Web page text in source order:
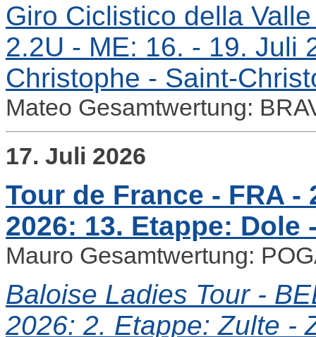
Giro Ciclistico della
2.2U - ME: 16. - 19. Juli
Christophe - Saint-
Mateo Gesamtwertung:
17. Juli 2026
Tour de France - FRA -
2026: 13. Etappe: Dole
Mauro Gesamtwertung:
Baloise Ladies Tour -
2026: 2. Etappe: Zulte -